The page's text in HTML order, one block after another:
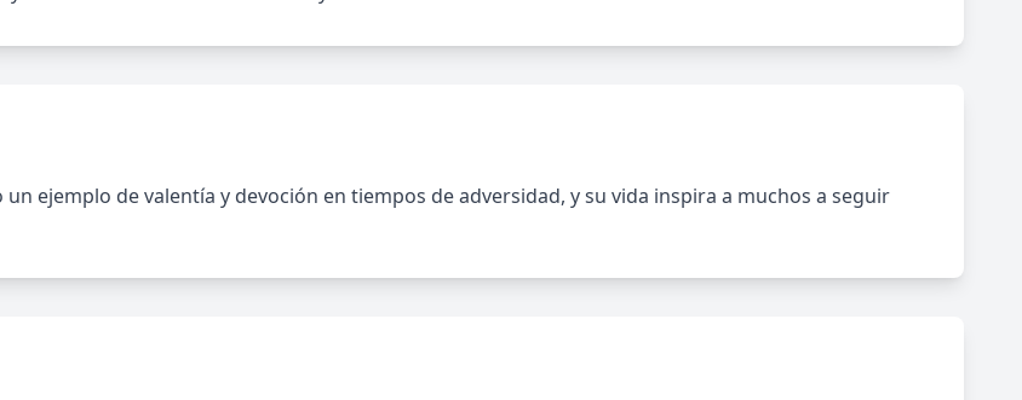
ejemplo de valentía y devoción en tiempos de adversidad, y su vida inspira a muchos a seguir